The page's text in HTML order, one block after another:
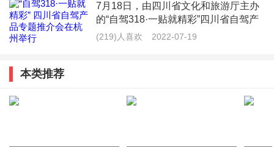
如果空调压缩机不是卡死，一般是不需要清洗空调管道
以及更换冷冻油的；空调泵也叫压缩机，压缩机中的润
发生大量制冷剂泄漏后，需要往压缩机中添加润滑剂、
也就是冷冻油。
的用车
7月18日，由四川省文化和旅游厅主办
的“自驾318·一贴就精彩”四川省自驾产
品专题推介会在杭州举办。推介会上，
(219)人喜欢 2022-07-19
本类推荐